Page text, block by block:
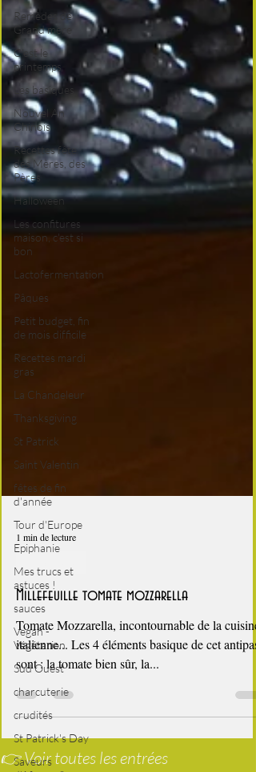
Remèdes de
Grand mère
C'est le
printemps
Les basiques
Nouvel An
Chinois
Recettes fête
des Mères, des
Pères
Halloween
Les confitures
maison, c'est si
bon
Lactofermentation
Pâques
Petit budget, fin
de mois difficile
Recettes mardi
gras
La Chandeleur
Thanksgiving
St Patrick
Saint Valentin
fêtes de fin
d'année
Tour d'Europe
Epiphanie
Mes trucs et
astuces !
sauces
Vegan -
Végétarien
Sud Ouest
charcuterie
crudités
St Patrick's Day
Saveurs
1 min de lecture
C'est l'été !
Millefeuille tomate mozzarella
Tomate Mozzarella, incontournable de la cuisine
italienne... Les 4 éléments basique de cet
sont : la tomate bien sûr, la...